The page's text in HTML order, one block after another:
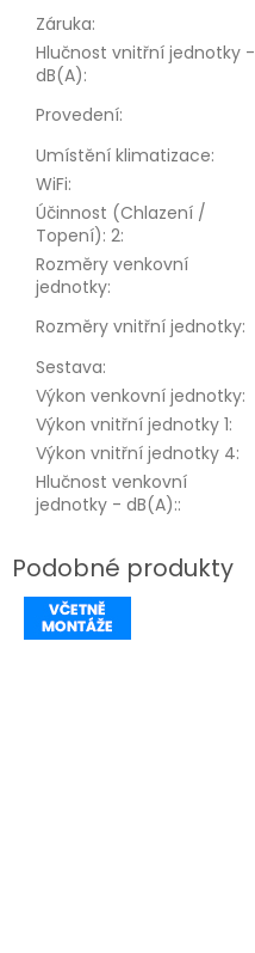
Záruka:
Hlučnost vnitřní jednotky -
dB(A):
Provedení:
Umístění klimatizace:
WiFi:
Účinnost (Chlazení /
Topení): 2:
Rozměry venkovní
jednotky:
Rozměry vnitřní jednotky:
Sestava:
Výkon venkovní jednotky:
Výkon vnitřní jednotky 1:
Výkon vnitřní jednotky 4:
Hlučnost venkovní
jednotky - dB(A)::